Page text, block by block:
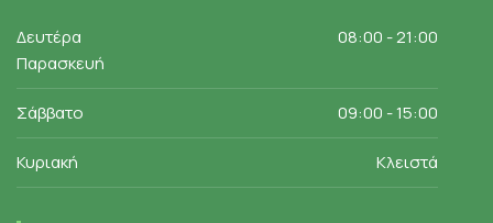
Δευτέρα
Παρασκευή
08:00 - 21:00
Σάββατο 09:00 - 15:00
Κυριακή Κλειστά